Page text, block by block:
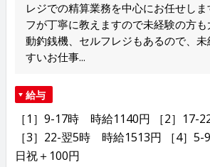
レジでの精算業務を中心にお任せし
フが丁寧に教えますので未経験の方
動釣銭機、セルフレジもあるので、
すいお仕事...
給与
［1］9-17時 時給1140円 ［2］17-
［3］22-翌5時 時給1513円 ［4］
日祝＋100円